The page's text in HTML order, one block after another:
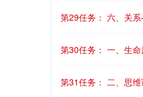
第29任务： 六、关
第30任务： 一、生
第31任务： 二、思